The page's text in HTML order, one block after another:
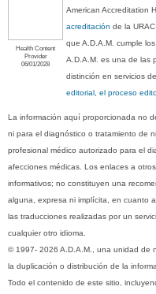
Health Content
Provider
06/01/2028
American Accreditation
acreditación de la
que A.D.A.M. cumple
A.D.A.M. es una de las
distinción en servicios
editorial, el proceso
La información aquí proporcionada no
ni para el diagnóstico o tratamiento de
profesional médico autorizado para el
afecciones médicas. Los enlaces a
informativos; no constituyen una
alguna, expresa ni implícita, en cuanto
las traducciones realizadas por un
cualquier otro idioma.
© 1997- 2026 A.D.A.M., una unidad de
la duplicación o distribución de la
Todo el contenido de este sitio,